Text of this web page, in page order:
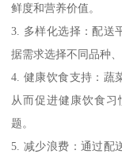
鲜度和营养价值。
3. 多样化选择：配送
据需求选择不同品种
4. 健康饮食支持：蔬
从而促进健康饮食
题。
5. 减少浪费：通过配